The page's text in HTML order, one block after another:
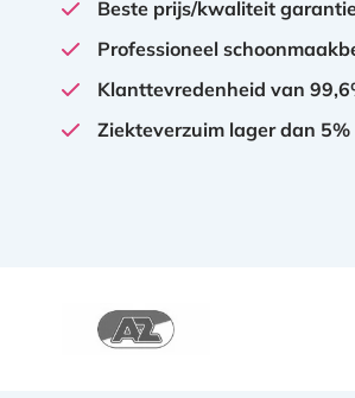
Beste prijs/kwaliteit
Professioneel
Klanttevredenheid van
Ziekteverzuim lager dan 5%